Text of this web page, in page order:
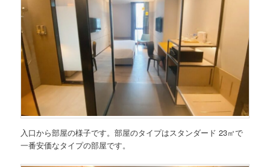
入口から部屋の様子です。部屋のタイプはスタンダード 23㎡で
一番安価なタイプの部屋です。